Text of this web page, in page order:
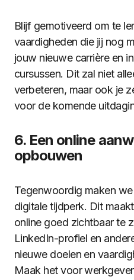
Blijf gemotiveerd om te
vaardigheden die jij nog
jouw nieuwe carrière en
cursussen. Dit zal niet
verbeteren, maar ook je
voor de komende
6. Een online
opbouwen
Tegenwoordig maken
digitale tijdperk. Dit
online goed zichtbaar te
LinkedIn-profiel en
nieuwe doelen en
Maak het voor